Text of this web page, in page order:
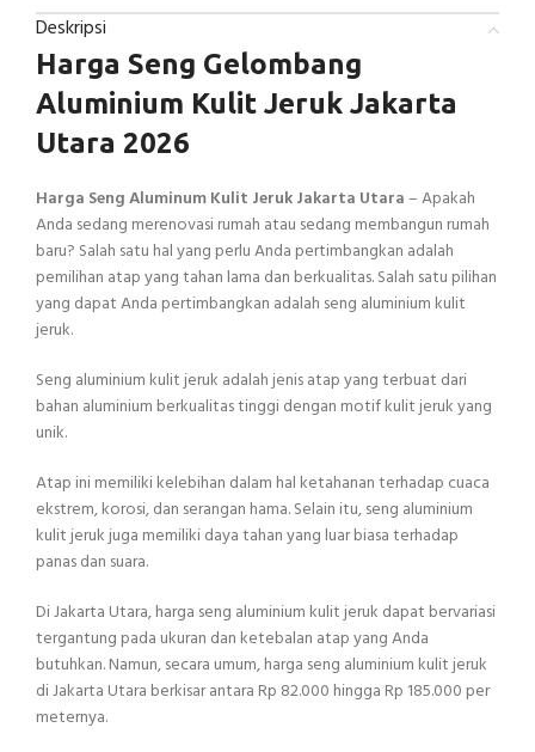
Deskripsi
Harga Seng Gelombang
Aluminium Kulit Jeruk Jakarta
Utara 2026
Harga Seng Aluminum Kulit Jeruk Jakarta Utara– Apakah
Anda sedang merenovasi rumah atau sedang membangun rumah
baru? Salah satu hal yang perlu Anda pertimbangkan adalah
pemilihan atap yang tahan lama dan berkualitas. Salah satu pilihan
yang dapat Anda pertimbangkan adalah seng aluminium kulit
jeruk.
Seng aluminium kulit jeruk adalah jenis atap yang terbuat dari
bahan aluminium berkualitas tinggi dengan motif kulit jeruk yang
unik.
Atap ini memiliki kelebihan dalam hal ketahanan terhadap cuaca
ekstrem, korosi, dan serangan hama. Selain itu, seng aluminium
kulit jeruk juga memiliki daya tahan yang luar biasa terhadap
panas dan suara.
Di Jakarta Utara, harga seng aluminium kulit jeruk dapat bervariasi
tergantung pada ukuran dan ketebalan atap yang Anda
butuhkan. Namun, secara umum, harga seng aluminium kulit jeruk
di Jakarta Utara berkisar antara Rp 82.000 hingga Rp 185.000 per
meternya.